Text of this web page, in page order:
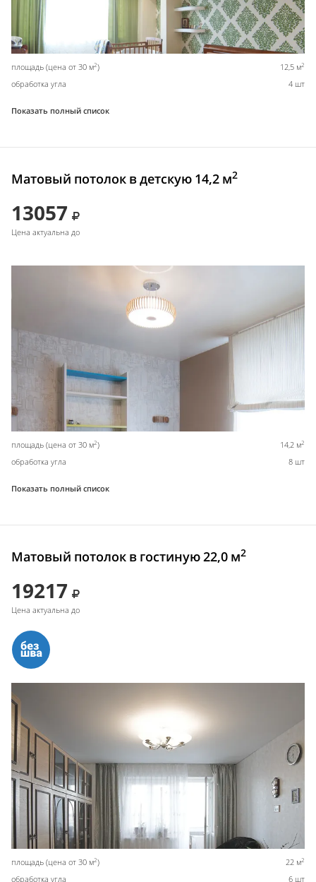
площадь (цена от 30 м2) 12,5 м2
обработка угла 4 шт
Показать полный список
Матовый потолок в детскую 14,2 м2
13057
Цена актуальна до
площадь (цена от 30 м2) 14,2 м2
обработка угла 8 шт
Показать полный список
Матовый потолок в гостиную 22,0 м2
19217
Цена актуальна до
площадь (цена от 30 м2) 22 м2
обработка угла 6 шт